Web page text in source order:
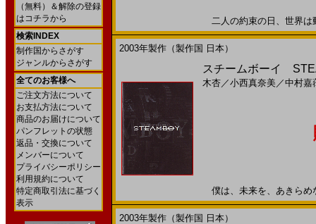
（無料）＆解除の登録
はコチラから
検索INDEX
制作国からさがす
ジャンルからさがす
全てのお客様へ
ご注文方法について
お支払方法について
商品のお届けについて
パンフレットの状態
返品・交換について
メンバーについて
プライバシーポリシー
利用規約について
特定商取引法に基づく
表示
二人の約束の日、世界
2003年製作（製作国 日本）
スチームボーイ
木杏／小西真奈美／中村嘉
僕は、未来を、あきら
2003年製作（製作国 日本）